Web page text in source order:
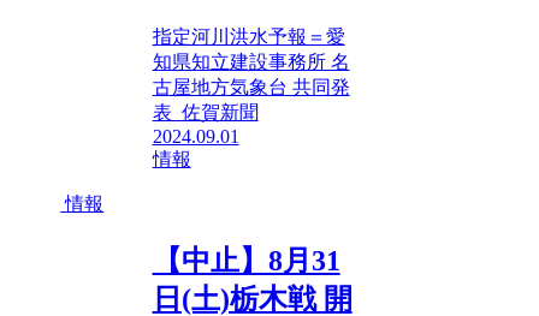
指定河川洪水予報＝愛
知県知立建設事務所 名
古屋地方気象台 共同発
表 佐賀新聞
2024.09.01
情報
情報
【中止】8月31
日(土)栃木戦 開